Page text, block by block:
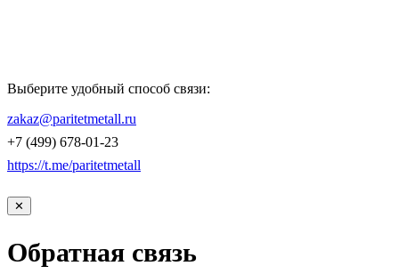
Выберите удобный способ связи:
zakaz@paritetmetall.ru
+7 (499) 678-01-23
https://t.me/paritetmetall
✕
Обратная связь